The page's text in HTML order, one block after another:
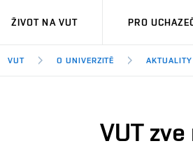
VUT
ŽIVOT NA VUT PRO
VUT O UNIVERZITĚ AKTUALITY
VUT